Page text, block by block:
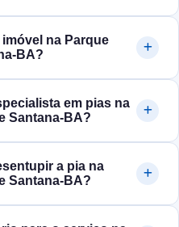
na Parque
em pias na
Santana‑BA?
a pia na
Santana‑BA?